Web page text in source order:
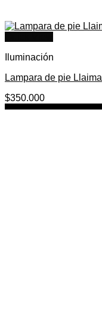
Iluminación
Lampara de pie Llaima
$350.000